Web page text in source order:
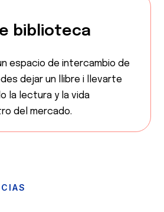
biblioteca
espacio de intercambio de
dejar un llibre i llevarte
la lectura y la vida
del mercado.